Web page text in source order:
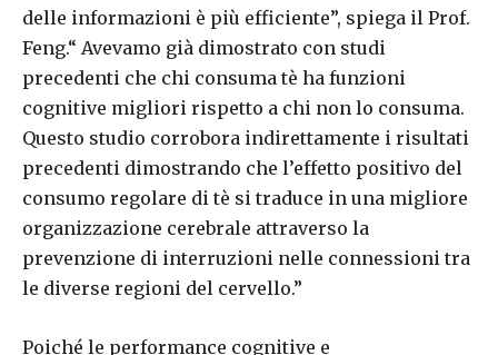
delle informazioni è più efficiente”, spiega il Prof.
Feng.“ Avevamo già dimostrato con studi
precedenti che chi consuma tè ha funzioni
cognitive migliori rispetto a chi non lo consuma.
Questo studio corrobora indirettamente i risultati
precedenti dimostrando che l’effetto positivo del
consumo regolare di tè si traduce in una migliore
organizzazione cerebrale attraverso la
prevenzione di interruzioni nelle connessioni tra
le diverse regioni del cervello.”
Poiché le performance cognitive e